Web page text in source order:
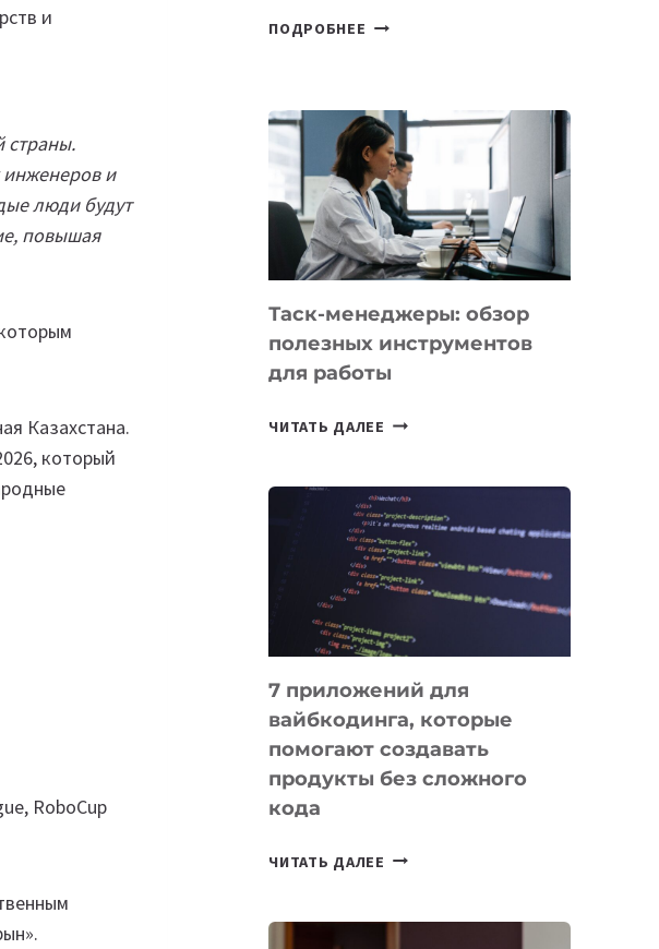
и
страны.
инженеров и
люди будут
повышая
Казахстана.
который
RoboCup
ПОДРОБНЕЕ ДЖЕФФ
PROMETHEUS
ДЛЯ
СОЗДАНИЯ
«ИСКУССТВЕННОГО
ИНЖЕНЕРА»
Таск-менеджеры: обзор
полезных инструментов
для работы
ЧИТАТЬ ДАЛЕЕ ТАСК-
ПОЛЕЗНЫХ
ИНСТРУМЕНТОВ
ДЛЯ
РАБОТЫ
7 приложений для
вайбкодинга, которые
помогают создавать
продукты без сложного
кода
ЧИТАТЬ ДАЛЕЕ